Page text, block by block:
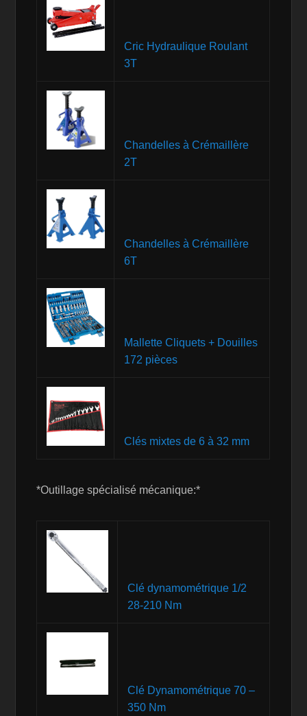
Cric Hydraulique Roulant
3T
Chandelles à Crémaillère
2T
Chandelles à Crémaillère
6T
Mallette Cliquets + Douilles
172 pièces
Clés mixtes de 6 à 32 mm
*Outillage spécialisé mécanique:*
Clé dynamométrique 1/2
28-210 Nm
Clé Dynamométrique 70 –
350 Nm